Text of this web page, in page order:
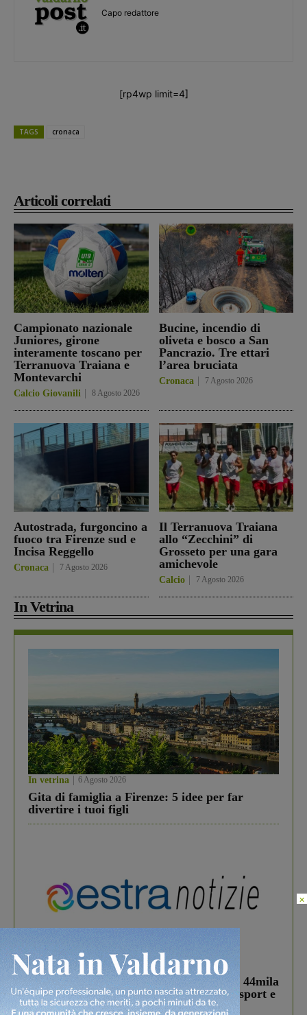
Articoli correlati
Campionato nazionale
Juniores, girone
interamente toscano per
Terranuova Traiana e
Montevarchi
Calcio Giovanili 8 Agosto 2026
Bucine, incendio di
oliveta e bosco a San
Pancrazio. Tre ettari
l’area bruciata
Cronaca 7 Agosto 2026
Autostrada, furgoncino a
fuoco tra Firenze sud e
Incisa Reggello
Cronaca 7 Agosto 2026
Il Terranuova Traiana
allo “Zecchini” di
Grosseto per una gara
amichevole
Calcio 7 Agosto 2026
In Vetrina
In vetrina 6 Agosto 2026
Gita di famiglia a Firenze: 5 idee per far
divertire i tuoi figli
In vetrina 3 Agosto 2026
Estra Notizie agosto: Smart Cities, oltre 44mila
studenti coinvolti, torna il bando per lo sport e
debutta il podcast Estrair
Capo redattore
[rp4wp limit=4]
TAGS cronaca
×